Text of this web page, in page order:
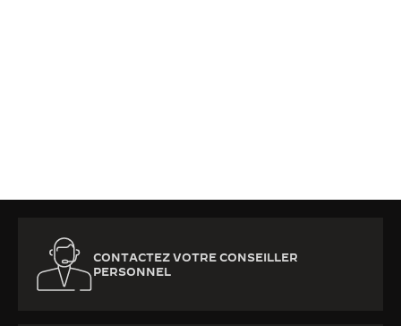
CONTACTEZ VOTRE CONSEILLER
PERSONNEL